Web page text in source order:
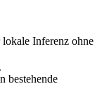
Inferenz ohne
bestehende